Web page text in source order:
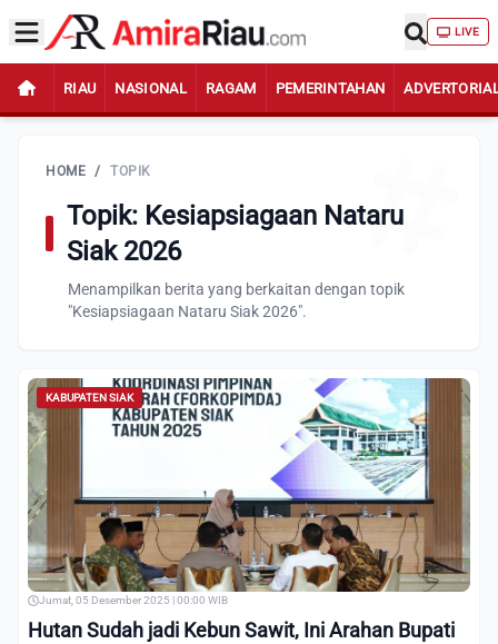
LIVE
RIAU NASIONAL RAGAM PEMERINTAHAN
HOME / TOPIK
Topik: Kesiapsiagaan Nataru
Siak 2026
Menampilkan berita yang berkaitan dengan topik
"Kesiapsiagaan Nataru Siak 2026".
KABUPATEN SIAK
Jumat, 05 Desember 2025 | 00:00 WIB
Hutan Sudah jadi Kebun Sawit, Ini Arahan Bupati